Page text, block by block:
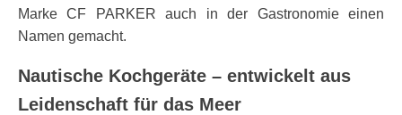
Marke CF PARKER auch in der Gastronomie einen
Namen gemacht.
Nautische Kochgeräte – entwickelt aus
Leidenschaft für das Meer